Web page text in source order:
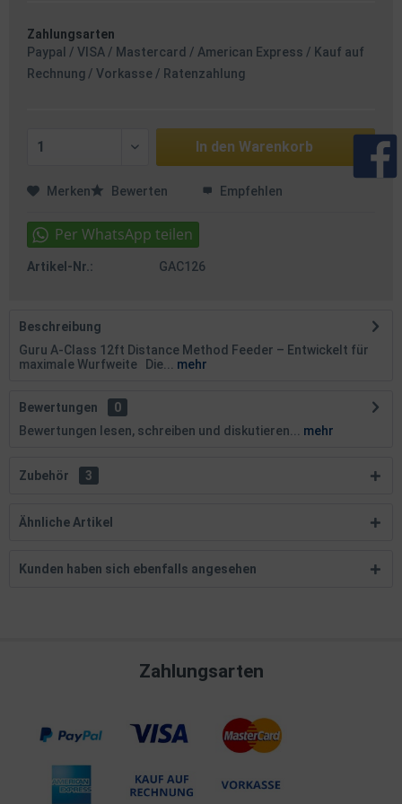
Zahlungsarten
Paypal / VISA / Mastercard / American Express / Kauf auf
Rechnung / Vorkasse / Ratenzahlung
In den Warenkorb
Merken Bewerten Empfehlen
Artikel-Nr.: GAC126
Beschreibung
Guru A-Class 12ft Distance Method Feeder – Entwickelt für
maximale Wurfweite Die...
mehr
Bewertungen
0
Bewertungen lesen, schreiben und diskutieren...
mehr
Zubehör 3
Ähnliche Artikel
Kunden haben sich ebenfalls angesehen
Zahlungsarten